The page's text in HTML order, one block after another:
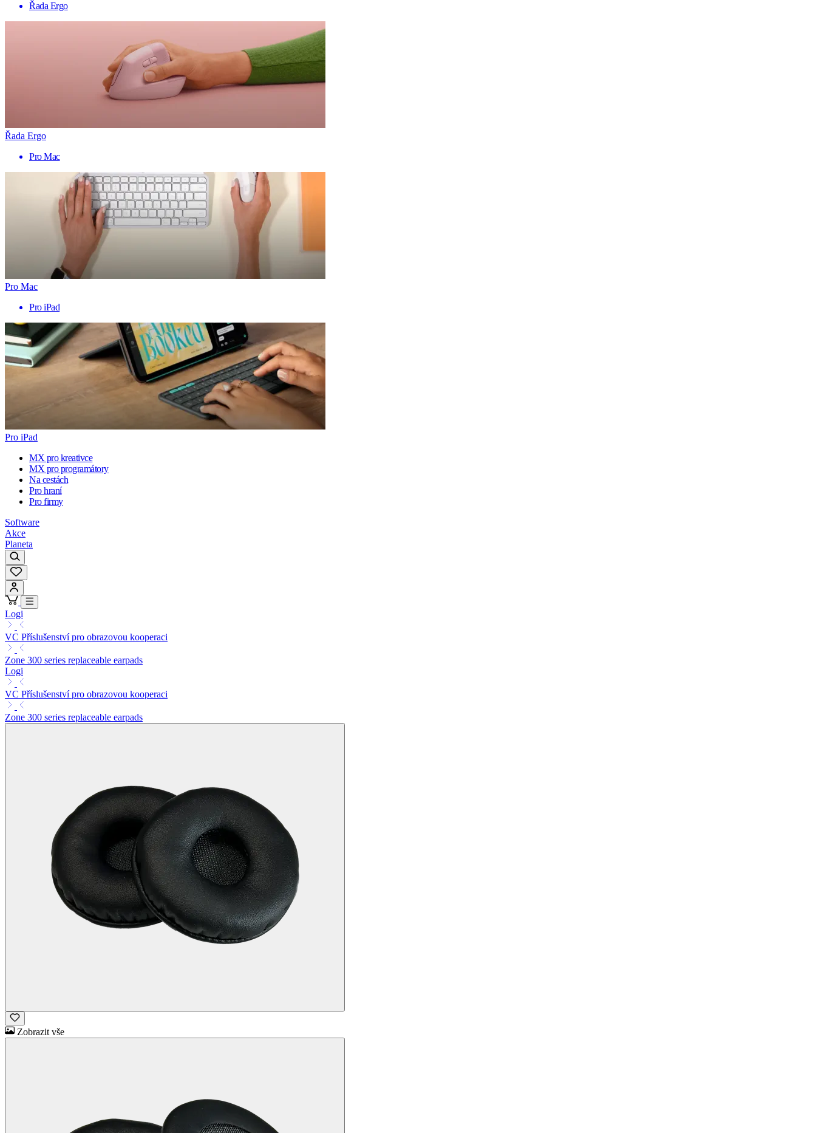
Řada Ergo
Řada Ergo
Pro Mac
Pro Mac
Pro iPad
Pro iPad
MX pro kreativce
MX pro programátory
Na cestách
Pro hraní
Pro firmy
Software
Akce
Planeta
Logi
VC Příslušenství pro obrazovou kooperaci
Zone 300 series replaceable earpads
Logi
VC Příslušenství pro obrazovou kooperaci
Zone 300 series replaceable earpads
Zobrazit vše